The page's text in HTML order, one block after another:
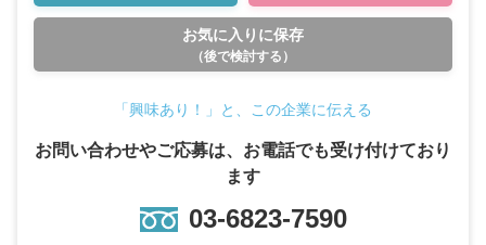
お気に入りに保存
（後で検討する）
「興味あり！」と、この企業に伝える
お問い合わせやご応募は、お電話でも受け付けており
ます
03-6823-7590